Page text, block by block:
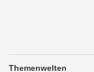
Themenwelten